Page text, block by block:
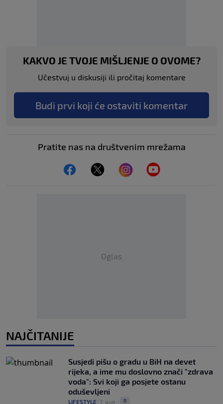
KAKVO JE TVOJE MIŠLJENJE O OVOME?
Učestvuj u diskusiji ili pročitaj komentare
Budi prvi koji će ostaviti komentar
Pratite nas na društvenim mrežama
Oglas
NAJČITANIJE
Susjedi pišu o gradu u BiH na devet
rijeka, a ime mu doslovno znači "zdrava
voda": Svi koji ga posjete ostanu
oduševljeni
LIFESTYLE 7. aug. 0